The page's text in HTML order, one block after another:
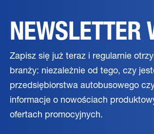
NEWSLETTER
Zapisz się już teraz i regularnie
branży: niezależnie od tego, czy
przedsiębiorstwa autobusowego
informacje o nowościach
ofertach promocyjnych.